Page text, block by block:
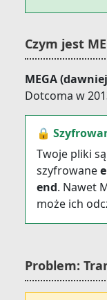
Czym jest
MEGA
Dotcoma w
🔒
Twoje pliki są
szyfrowane
end. Nawet
może ich
Problem: